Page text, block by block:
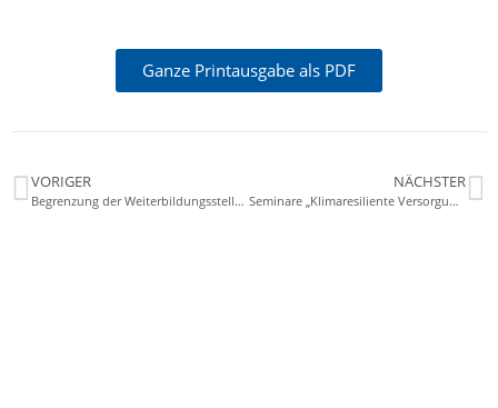
Ganze Printausgabe als PDF
VORIGER
Begrenzung der Weiterbildungsstellen
NÄCHSTER
Seminare „Klimaresiliente Versorgung“